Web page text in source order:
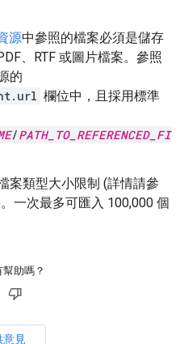
源中參照的檔案必須是儲存
、RTF 或圖片檔案。參照
的
欄位中，且採用標準
/PATH_TO_REFERENCED_FI
案類型大小限制 (詳情請參
。一次最多可匯入 100,000 個
助嗎？
意見